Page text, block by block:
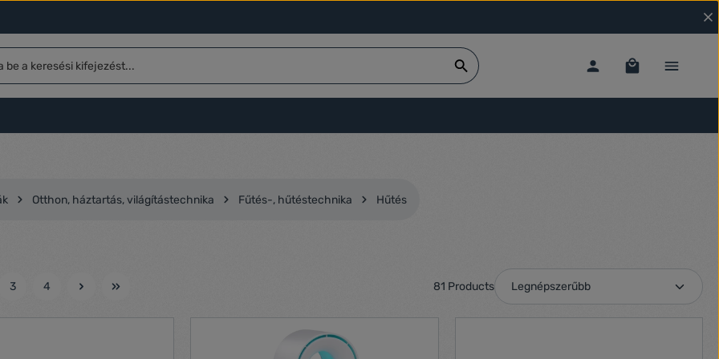
Otthon, háztartás, világítástechnika Fűtés-, hűtéstechnika Hűtés
Oldal
3
Oldal
4 81 Products